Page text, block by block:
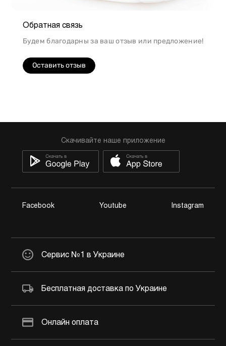
Обратная связь
Будем благодарны за ваш отзыв или предложение!
Оставить отзыв
Скачивайте наше приложение
Facebook Youtube Instagram
Сервис №1 в Украине
Бесплатная доставка по Украине
Онлайн оплата